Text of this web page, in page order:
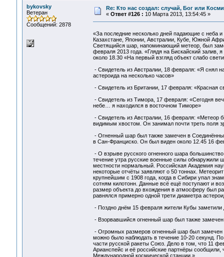
bykovsky
Ветеран
Сообщений: 2878
Re: Кто нас создал: случай, Бог или
« Ответ #126 : 10 Марта 2013, 13:54:45 »
«За последние несколько дней падающие с неба
Казахстане, Японии, Австралии, Кубе, Южной
Светящийся шар, напоминающий метеор, был
февраля 2013 года. «Глядя на Бискайский залив,
около 18.30 «На первый взгляд объект слабо
- Свидетель из Австралии, 18 февраля: «Я снял
астероида на несколько часов»
- Свидетель из Британии, 17 февраля: «Красная
- Свидетель из Тимора, 17 февраля: «Сегодня
небе… я находился в восточном Тиморе»
- Свидетель из Австралии, 16 февраля: «Метеор
видимым хвостом. Он занимал почти треть поля
- Огненный шар был также замечен в
в Сан-Франциско. Он был виден около 12.45 16
- О взрыве русского огненного шара
течение утра русские военные силы
местности нормальный. Российская Академия
некоторые отчёты заявляют о 50 тоннах.
крупнейшим с 1908 года, когда в Сибири упал
сотням килотонн. Данные всё ещё поступают и
размер объекта до вхождения в атмосферу был
равнялся примерно одной трети диаметра
- Поздно днём 15 февраля жители Кубы заметили
- Взорвавшийся огненный шар был также
- Огромных размеров огненный шар был замечен
можно было наблюдать в течение 10-20 секунд.
части русской ракеты Союз. Дело в том, что 11
Арианспейс и её российские партнёры сообщили,
Международной космической станции.»